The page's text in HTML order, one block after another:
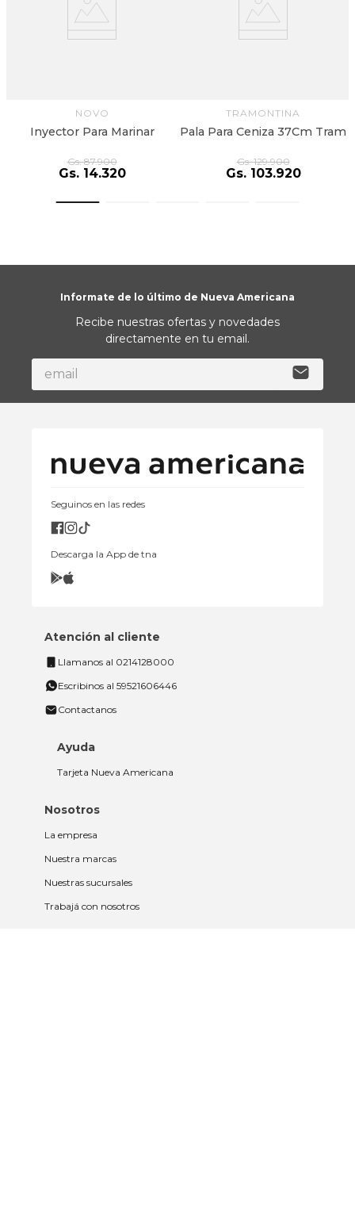
NOVO
Inyector Para Marinar
Gs. 87.900
Gs. 14.320
TRAMONTINA
Pala Para Ceniza 37Cm Tram
Gs. 129.900
Gs. 103.920
Informate de lo último de Nueva Americana
Recibe nuestras ofertas y novedades
directamente en tu email.
Seguinos en las redes
Descarga la App de tna
Atención al cliente
Llamanos al 0214128000
Escribinos al 59521606446
Contactanos
Ayuda
Tarjeta Nueva Americana
Nosotros
La empresa
Nuestra marcas
Nuestras sucursales
Trabajá con nosotros